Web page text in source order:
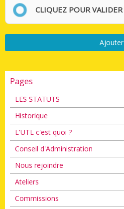
CLIQUEZ POUR VALIDER
Ajouter
Pages
LES STATUTS
Historique
L'UTL c'est quoi ?
Conseil d'Administration
Nous rejoindre
Ateliers
Commissions